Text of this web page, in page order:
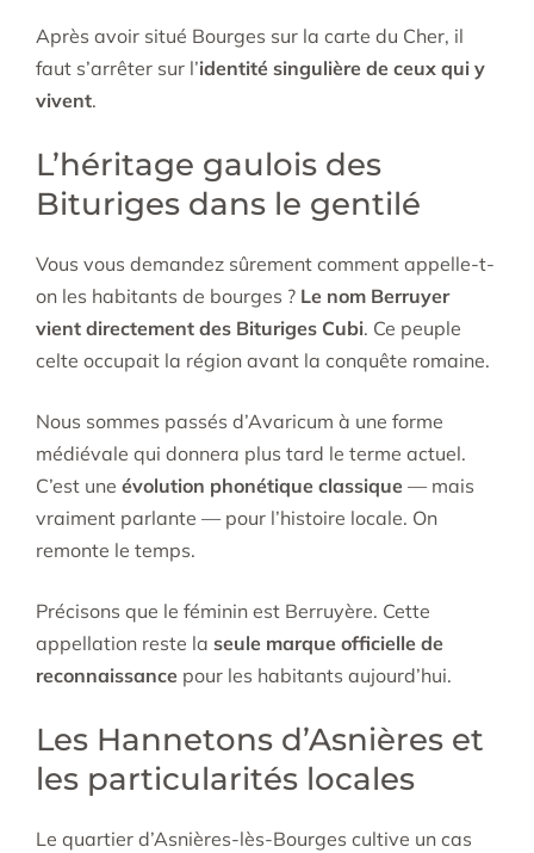
Après avoir situé Bourges sur la carte du Cher, il
faut s’arrêter sur l’identité singulière de ceux qui y
vivent.
L’héritage gaulois des
Bituriges dans le gentilé
Vous vous demandez sûrement comment appelle-t-
on les habitants de bourges ? Le nom Berruyer
vient directement des Bituriges Cubi. Ce peuple
celte occupait la région avant la conquête romaine.
Nous sommes passés d’Avaricum à une forme
médiévale qui donnera plus tard le terme actuel.
C’est une évolution phonétique classique — mais
vraiment parlante — pour l’histoire locale. On
remonte le temps.
Précisons que le féminin est Berruyère. Cette
appellation reste la seule marque officielle de
reconnaissance pour les habitants aujourd’hui.
Les Hannetons d’Asnières et
les particularités locales
Le quartier d’Asnières-lès-Bourges cultive un cas